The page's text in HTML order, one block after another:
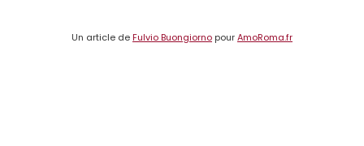
Un article deFulvio Buongiorno pourAmoRoma.fr